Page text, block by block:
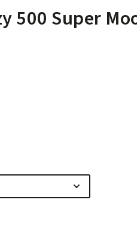
500 Super